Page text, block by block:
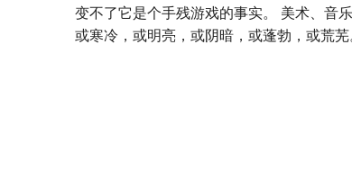
变不了它是个手残游戏的事实。 美术、音
或寒冷，或明亮，或阴暗，或蓬勃，或荒